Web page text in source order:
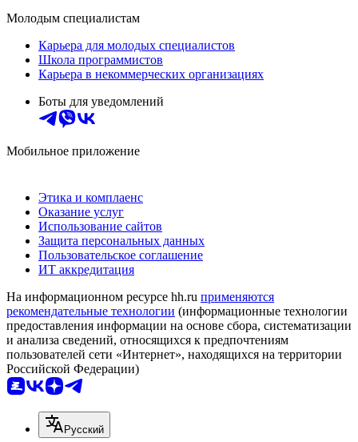
Молодым специалистам
Карьера для молодых специалистов
Школа программистов
Карьера в некоммерческих организациях
Боты для уведомлений
Мобильное приложение
Этика и комплаенс
Оказание услуг
Использование сайтов
Защита персональных данных
Пользовательское соглашение
ИТ аккредитация
На информационном ресурсе hh.ru применяются
рекомендательные технологии (информационные технологии
предоставления информации на основе сбора, систематизации
и анализа сведений, относящихся к предпочтениям
пользователей сети «Интернет», находящихся на территории
Российской Федерации)
Русский